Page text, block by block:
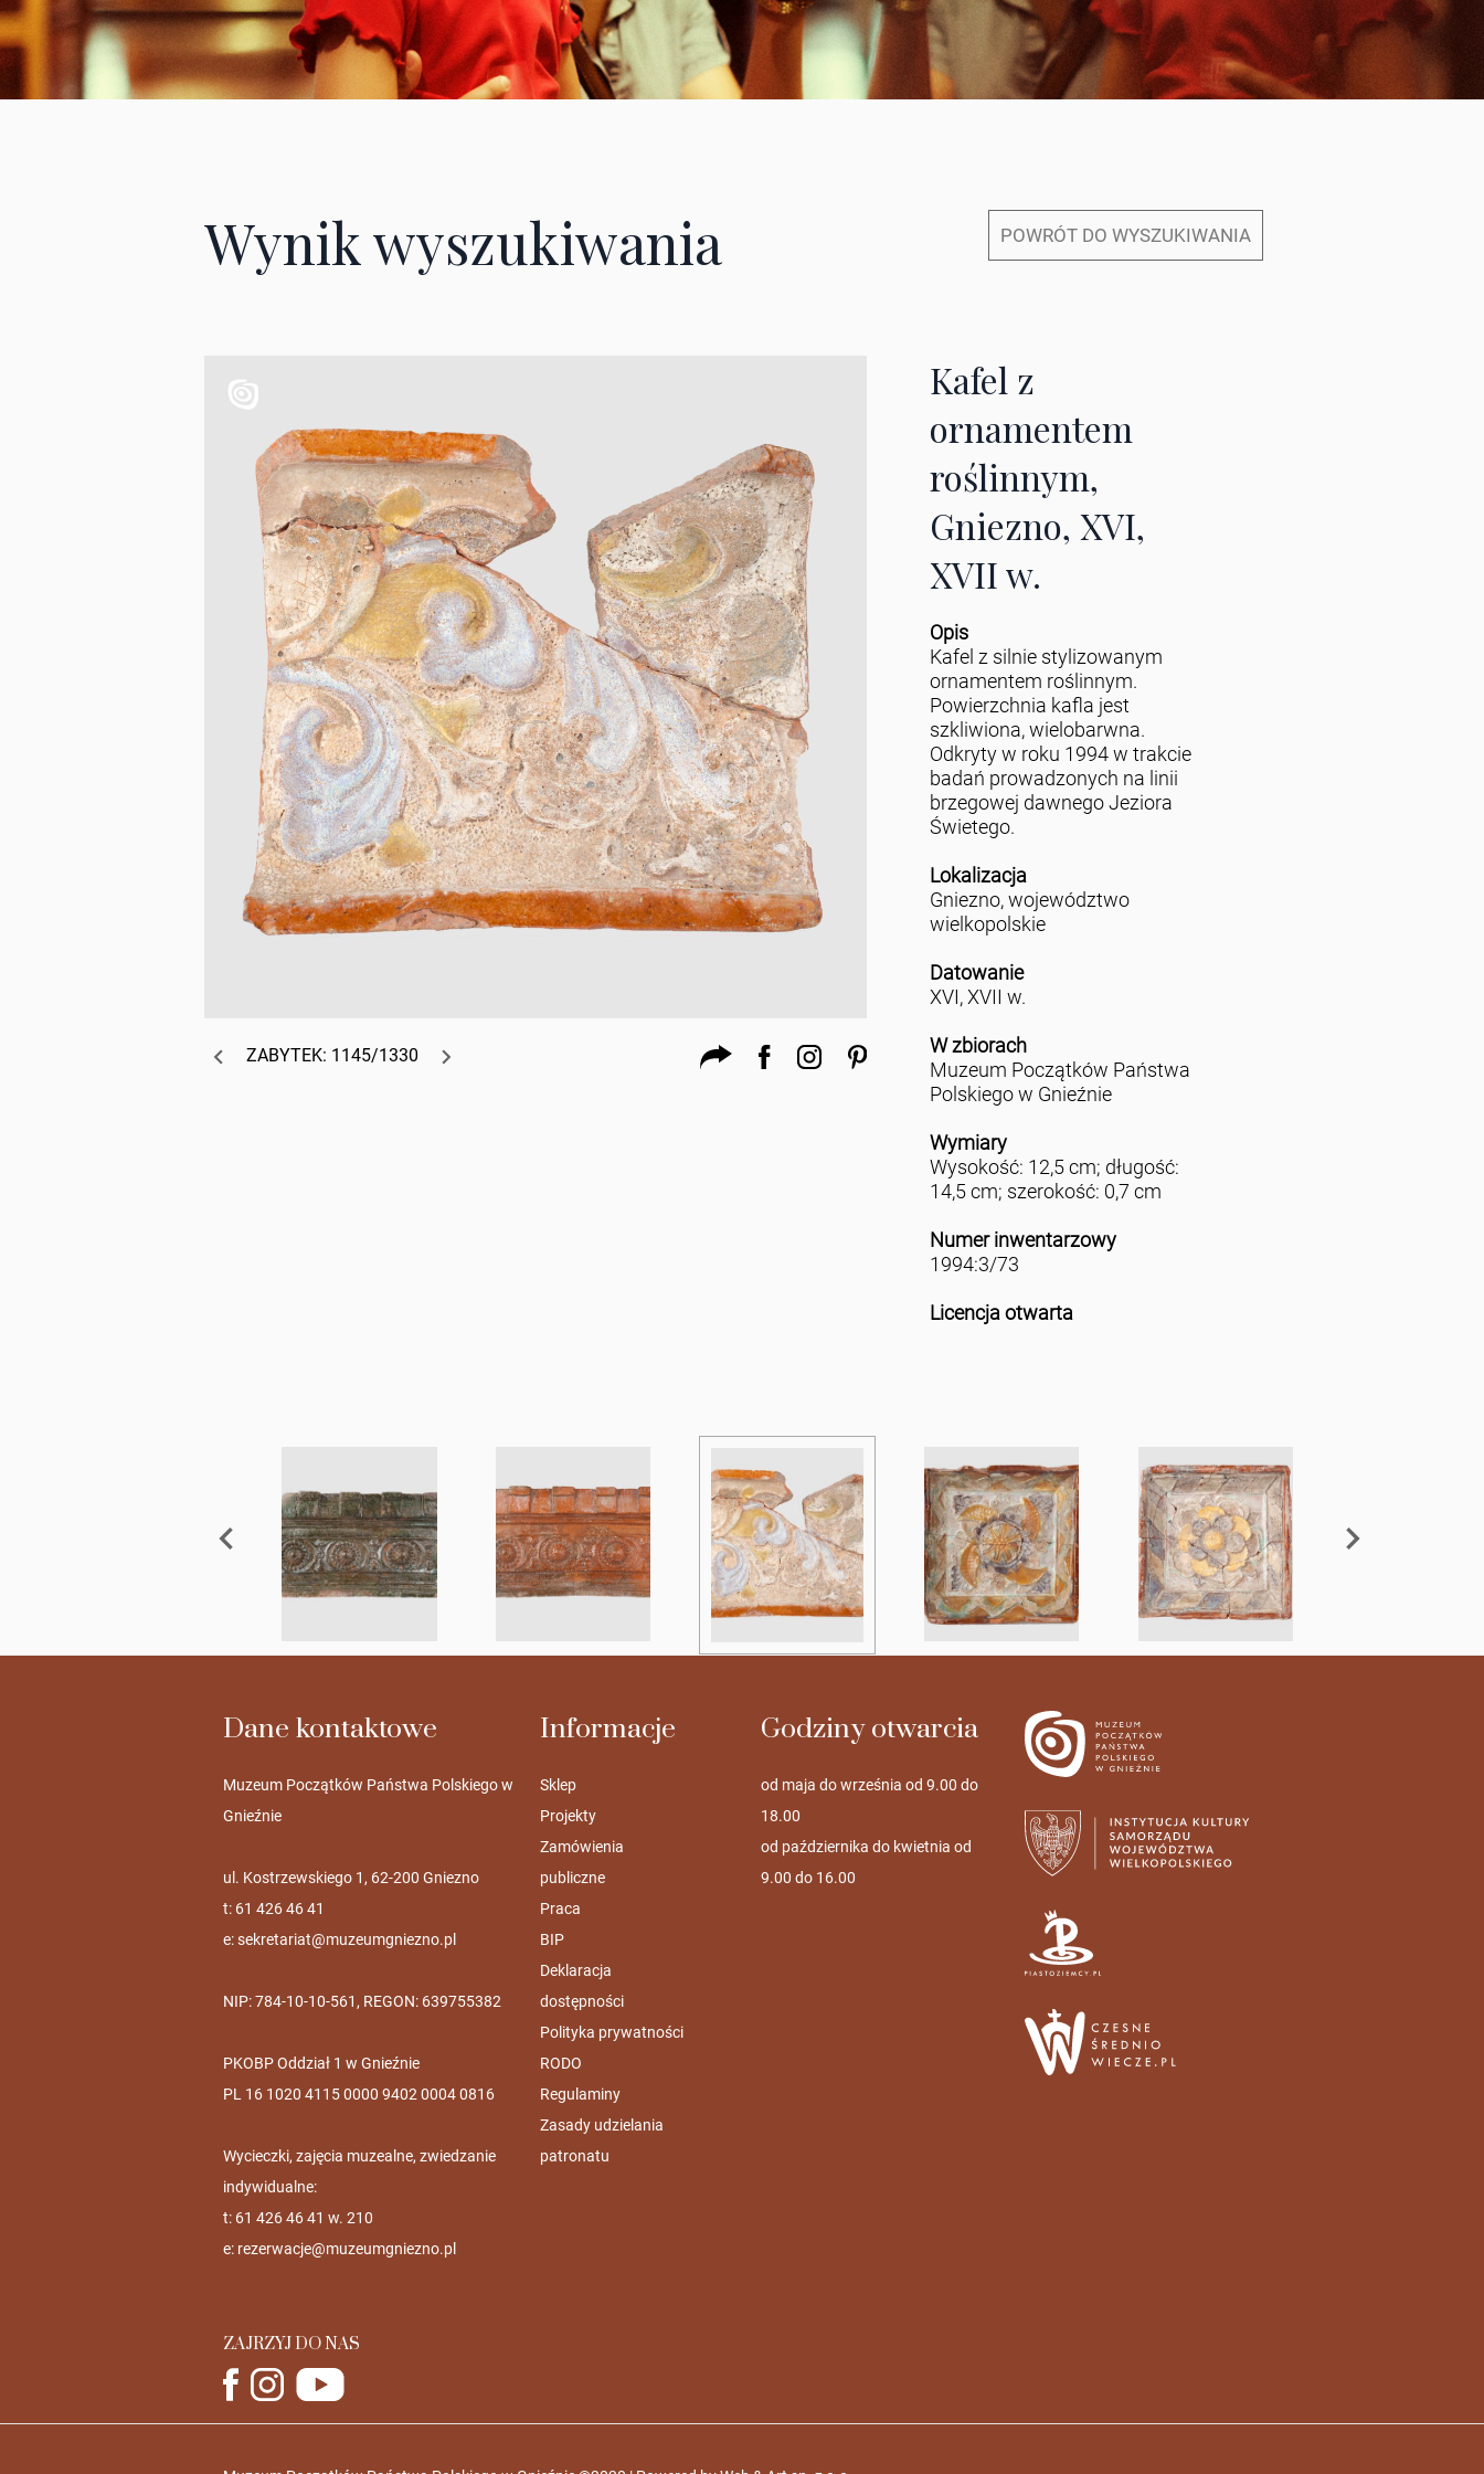
Wynik wyszukiwania POWRÓT DO WYSZUKIWANIA
ZABYTEK: 1145/1330
Kafel z
ornamentem
roślinnym,
Gniezno, XVI,
XVII w.
Opis
Kafel z silnie stylizowanym
ornamentem roślinnym.
Powierzchnia kafla jest
szkliwiona, wielobarwna.
Odkryty w roku 1994 w trakcie
badań prowadzonych na linii
brzegowej dawnego Jeziora
Świetego.
Lokalizacja
Gniezno, województwo
wielkopolskie
Datowanie
XVI, XVII w.
W zbiorach
Muzeum Początków Państwa
Polskiego w Gnieźnie
Wymiary
Wysokość: 12,5 cm; długość:
14,5 cm; szerokość: 0,7 cm
Numer inwentarzowy
1994:3/73
Licencja otwarta
Dane kontaktowe
Muzeum Początków Państwa Polskiego w
Gnieźnie
ul. Kostrzewskiego 1, 62-200 Gniezno
t: 61 426 46 41
e:sekretariat@muzeumgniezno.pl
NIP: 784-10-10-561, REGON: 639755382
PKOBP Oddział 1 w Gnieźnie
PL 16 1020 4115 0000 9402 0004 0816
Wycieczki, zajęcia muzealne, zwiedzanie
indywidualne:
t: 61 426 46 41 w. 210
e: rezerwacje@muzeumgniezno.pl
ZAJRZYJ DO NAS
Informacje
Sklep
Projekty
Zamówienia
publiczne
Praca
BIP
Deklaracja
dostępności
Polityka prywatności
RODO
Regulaminy
Zasady udzielania
patronatu
Godziny otwarcia
od maja do września od 9.00 do
18.00
od października do kwietnia od
9.00 do 16.00